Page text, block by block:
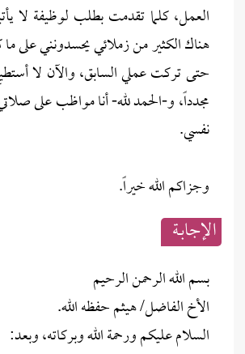
العمل، كلما تقدمت بطلب لوظيفة لا
هناك الكثير من زملائي يحسدونني على
حتى تركت عملي السابق، والآن لا
مجدداً، و-الحمد لله- أنا مواظب على
نفسي.
وجزاكم الله خيراً.
الإجابــة
بسم الله الرحمن الرحيم
الأخ الفاضل/ هيثم حفظه الله.
السلام عليكم ورحمة الله وبركاته، وبعد: